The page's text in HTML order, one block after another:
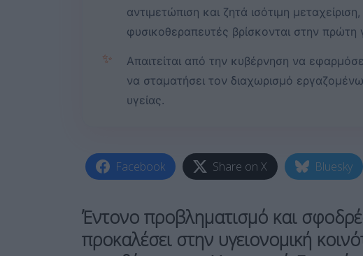
αντιμετώπιση και ζητά ισότιμη
φυσικοθεραπευτές βρίσκονται στην
✨
Απαιτείται από την κυβέρνηση να
να σταματήσει τον διαχωρισμό
υγείας.
Facebook Share on X Bluesky
Έντονο προβληματισμό και
προκαλέσει στην υγειονομική